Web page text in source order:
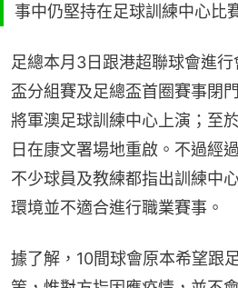
事中仍堅持在足球訓練中心比
足總本月3日跟港超聯球會進
盃分組賽及足總盃首圈賽事閉
將軍澳足球訓練中心上演；至
日在康文署場地重啟。不過經
不少球員及教練都指出訓練中
環境並不適合進行職業賽事。
據了解，10間球會原本希望跟